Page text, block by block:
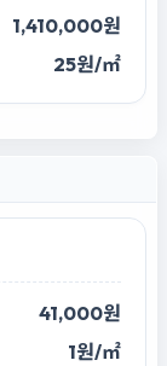
1,410,000원
25원/㎡
41,000원
1원/㎡